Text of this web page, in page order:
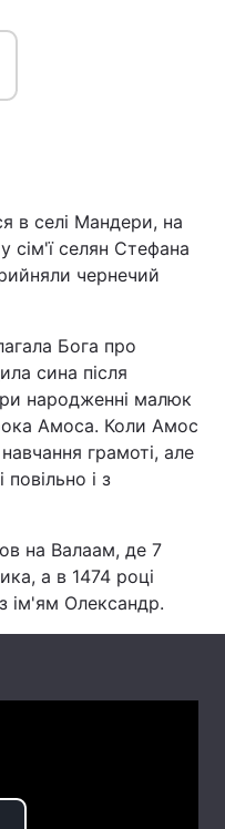
в селі Мандери, на
сім'ї селян Стефана
чернечий
Бога про
сина після
народженні малюк
Амоса. Коли Амос
грамоті, але
і з
на Валаам, де 7
а в 1474 році
ім'ям Олександр.